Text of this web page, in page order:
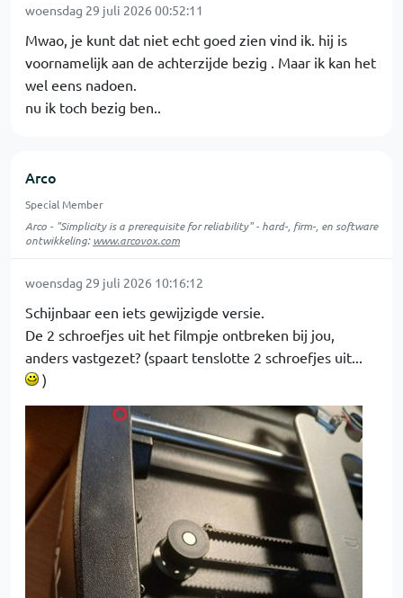
woensdag 29 juli 2026 00:52:11
Mwao, je kunt dat niet echt goed zien vind ik. hij is
voornamelijk aan de achterzijde bezig . Maar ik kan het
wel eens nadoen.
nu ik toch bezig ben..
Arco
Special Member
Arco - "Simplicity is a prerequisite for reliability" - hard-, firm-, en software
ontwikkeling:www.arcovox.com
woensdag 29 juli 2026 10:16:12
Schijnbaar een iets gewijzigde versie.
De 2 schroefjes uit het filmpje ontbreken bij jou,
anders vastgezet? (spaart tenslotte 2 schroefjes uit...
)